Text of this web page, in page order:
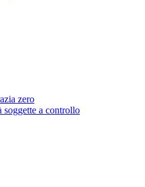
zero
soggette a controllo